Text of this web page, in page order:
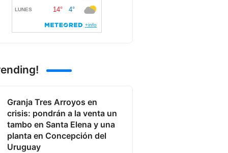
Granja Tres Arroyos en
crisis: pondrán a la venta un
tambo en Santa Elena y una
planta en Concepción del
Uruguay